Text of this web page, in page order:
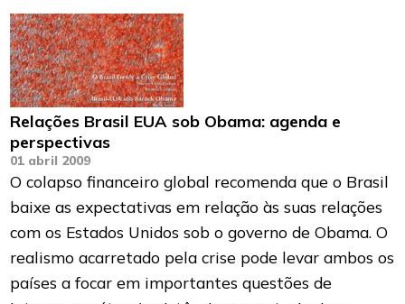
Relações Brasil EUA sob Obama: agenda e
perspectivas
01 abril 2009
O colapso financeiro global recomenda que o Brasil
baixe as expectativas em relação às suas relações
com os Estados Unidos sob o governo de Obama. O
realismo acarretado pela crise pode levar ambos os
países a focar em importantes questões de